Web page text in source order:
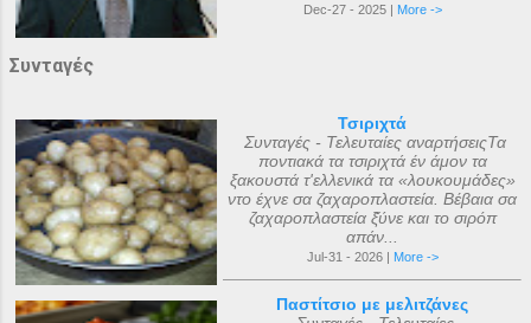
Dec-27 - 2025 | More ->
Συνταγές
Τσιριχτά
Συνταγές - Τελευταίες αναρτήσειςΤα
ποντιακά τα τσιριχτά έν άμον τα
ξακουστά τ'ελλενικά τα «λουκουμάδες»
ντο έχνε σα ζαχαροπλαστεία. Βέβαια σα
ζαχαροπλαστεία ξ̌ύνε και το σιρόπ
απάν...
Jul-31 - 2026 | More ->
Παστίτσιο με μελιτζάνες